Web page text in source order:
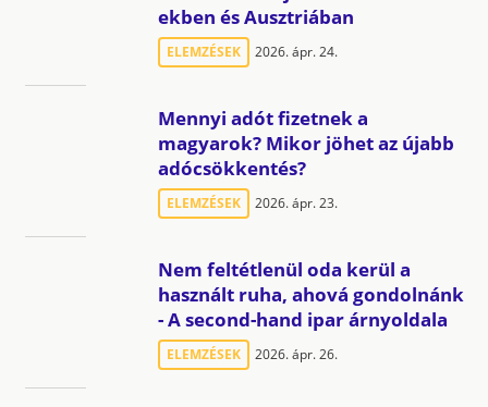
ekben és Ausztriában
ELEMZÉSEK 2026. ápr. 24.
Mennyi adót fizetnek a
magyarok? Mikor jöhet az újabb
adócsökkentés?
ELEMZÉSEK 2026. ápr. 23.
Nem feltétlenül oda kerül a
használt ruha, ahová gondolnánk
- A second-hand ipar árnyoldala
ELEMZÉSEK 2026. ápr. 26.